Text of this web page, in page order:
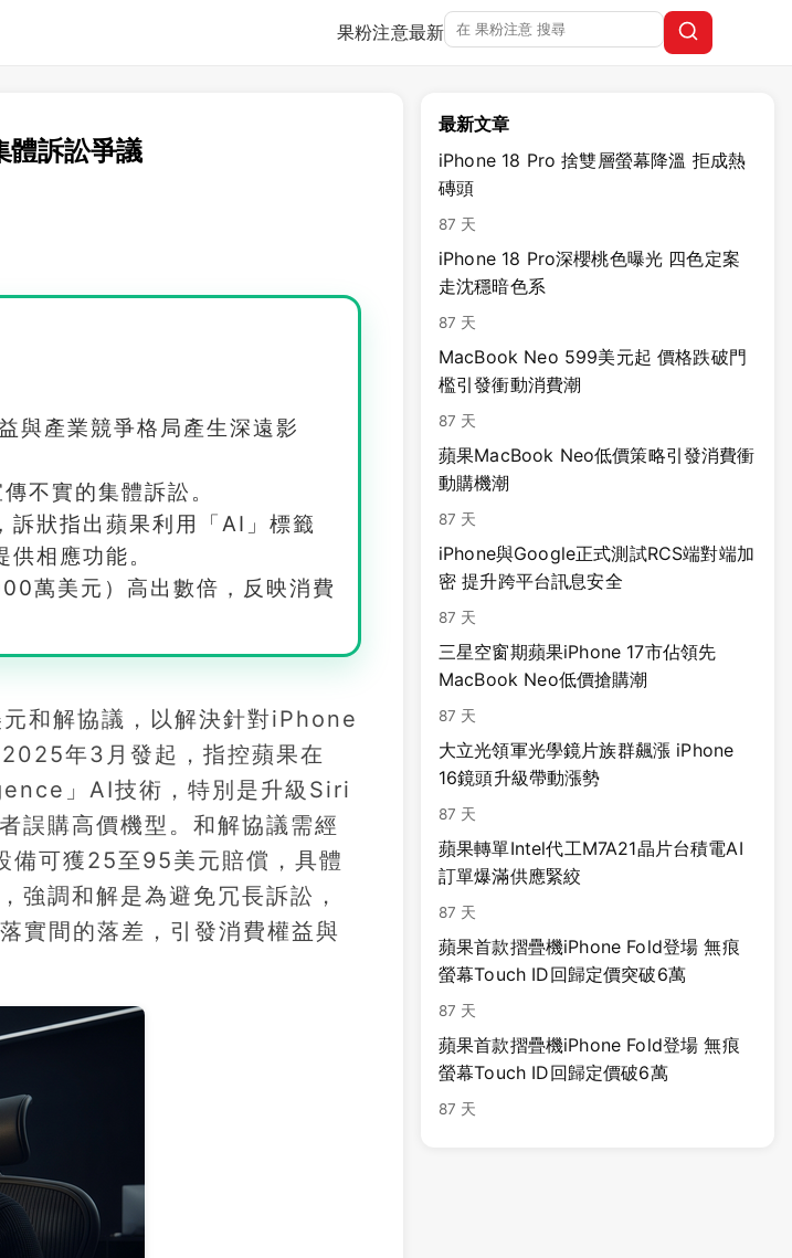
果粉注意最新
體訴訟爭議
與產業競爭格局產生深遠影
不實的集體訴訟。
狀指出蘋果利用「AI」標籤
相應功能。
萬美元）高出數倍，反映消費
和解協議，以解決針對iPhone
年3月發起，指控蘋果在
」AI技術，特別是升級Siri
誤購高價機型。和解協議需經
備可獲25至95美元賠償，具體
強調和解是為避免冗長訴訟，
實間的落差，引發消費權益與
最新文章
iPhone 18 Pro 捨雙層螢幕降溫 拒成熱
磚頭
87 天
iPhone 18 Pro深櫻桃色曝光 四色定案
走沈穩暗色系
87 天
MacBook Neo 599美元起 價格跌破門
檻引發衝動消費潮
87 天
蘋果MacBook Neo低價策略引發消費衝
動購機潮
87 天
iPhone與Google正式測試RCS端對端加
密 提升跨平台訊息安全
87 天
三星空窗期蘋果iPhone 17市佔領先
MacBook Neo低價搶購潮
87 天
大立光領軍光學鏡片族群飆漲 iPhone
16鏡頭升級帶動漲勢
87 天
蘋果轉單Intel代工M7A21晶片台積電AI
訂單爆滿供應緊絞
87 天
蘋果首款摺疊機iPhone Fold登場 無痕
螢幕Touch ID回歸定價突破6萬
87 天
蘋果首款摺疊機iPhone Fold登場 無痕
螢幕Touch ID回歸定價破6萬
87 天